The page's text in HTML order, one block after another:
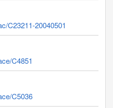
C23211-20040501
C4851
C5036